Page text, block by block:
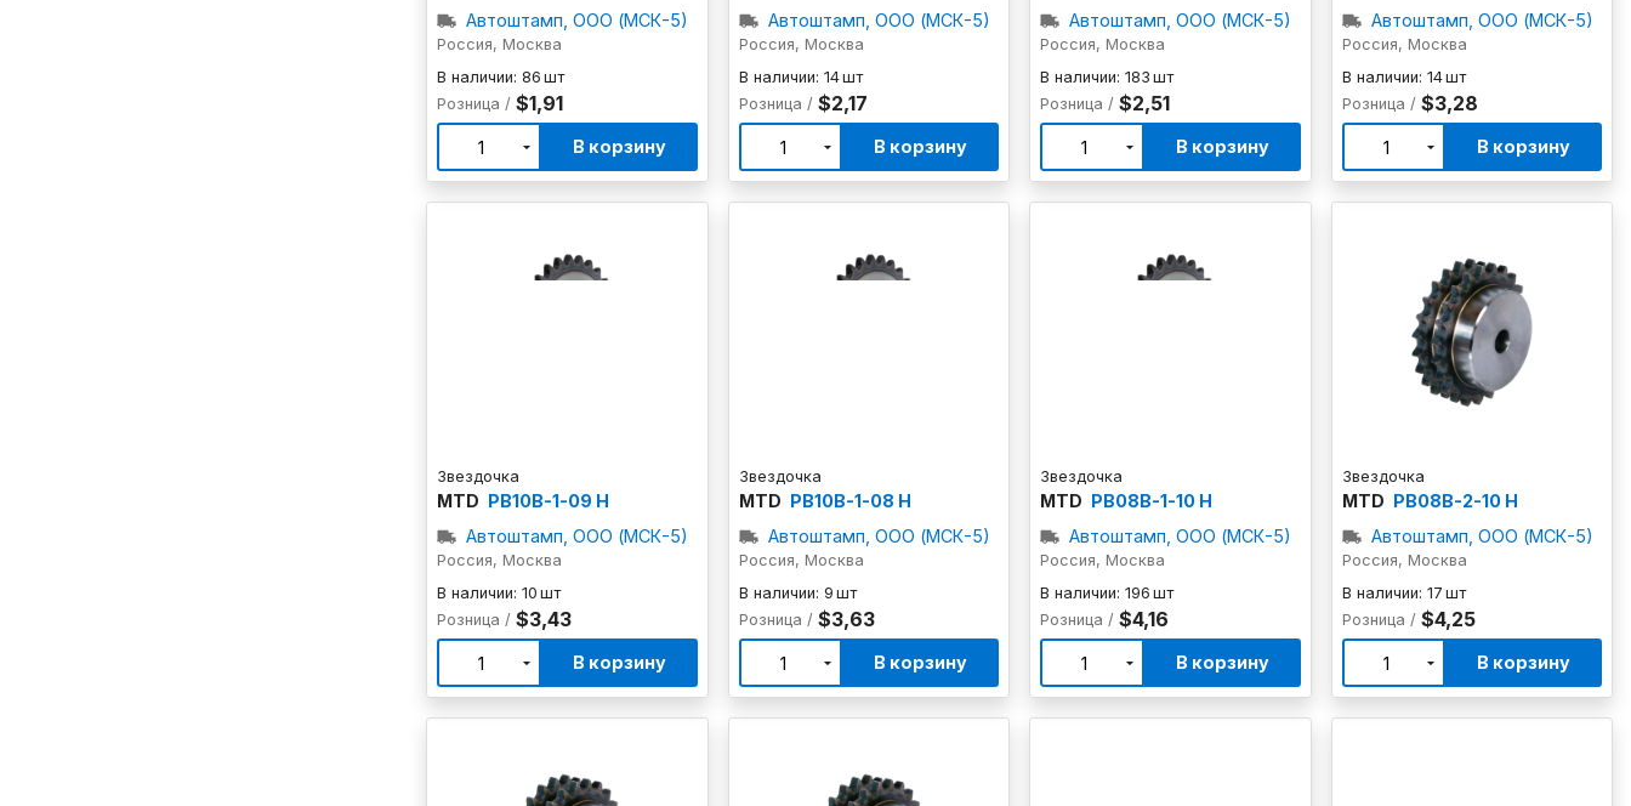
Автоштамп, ООО (МСК-5)
Россия, Москва
В наличии: 86 шт
Розница / $1,91
1 В корзину
Автоштамп, ООО (МСК-5)
Россия, Москва
В наличии: 14 шт
Розница / $2,17
1 В корзину
Автоштамп, ООО (МСК-5)
Россия, Москва
В наличии: 183 шт
Розница / $2,51
1 В корзину
Автоштамп, ООО (МСК-5)
Россия, Москва
В наличии: 14 шт
Розница / $3,28
1 В корзину
Звездочка
MTD PB10B-1-09 H
Автоштамп, ООО (МСК-5)
Россия, Москва
В наличии: 10 шт
Розница / $3,43
1 В корзину
Звездочка
MTD PB10B-1-08 H
Автоштамп, ООО (МСК-5)
Россия, Москва
В наличии: 9 шт
Розница / $3,63
1 В корзину
Звездочка
MTD PB08B-1-10 H
Автоштамп, ООО (МСК-5)
Россия, Москва
В наличии: 196 шт
Розница / $4,16
1 В корзину
Звездочка
MTD PB08B-2-10 H
Автоштамп, ООО (МСК-5)
Россия, Москва
В наличии: 17 шт
Розница / $4,25
1 В корзину